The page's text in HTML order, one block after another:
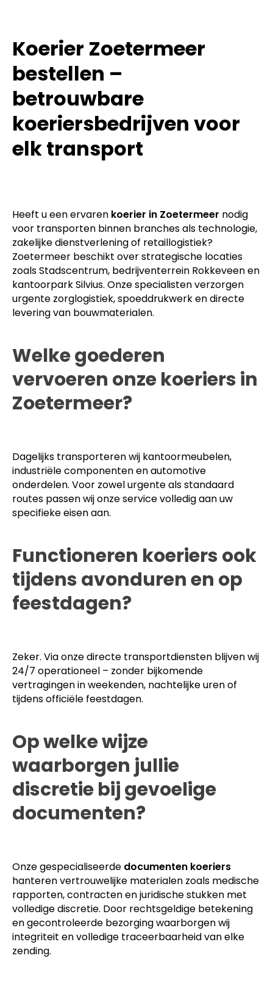
Koerier Zoetermeer
bestellen –
betrouwbare
koeriersbedrijven voor
elk transport
Heeft u een ervaren koerier in Zoetermeer nodig
voor transporten binnen branches als technologie,
zakelijke dienstverlening of retaillogistiek?
Zoetermeer beschikt over strategische locaties
zoals Stadscentrum, bedrijventerrein Rokkeveen en
kantoorpark Silvius. Onze specialisten verzorgen
urgente zorglogistiek, spoeddrukwerk en directe
levering van bouwmaterialen.
Welke goederen
vervoeren onze koeriers in
Zoetermeer?
Dagelijks transporteren wij kantoormeubelen,
industriële componenten en automotive
onderdelen. Voor zowel urgente als standaard
routes passen wij onze service volledig aan uw
specifieke eisen aan.
Functioneren koeriers ook
tijdens avonduren en op
feestdagen?
Zeker. Via onze directe transportdiensten blijven wij
24/7 operationeel – zonder bijkomende
vertragingen in weekenden, nachtelijke uren of
tijdens officiële feestdagen.
Op welke wijze
waarborgen jullie
discretie bij gevoelige
documenten?
Onze gespecialiseerde documenten koeriers
hanteren vertrouwelijke materialen zoals medische
rapporten, contracten en juridische stukken met
volledige discretie. Door rechtsgeldige betekening
en gecontroleerde bezorging waarborgen wij
integriteit en volledige traceerbaarheid van elke
zending.